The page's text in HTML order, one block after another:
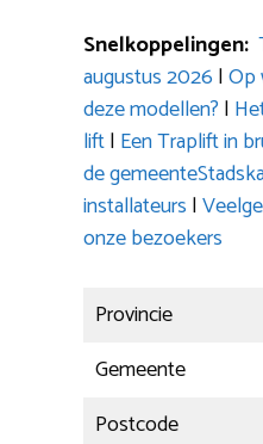
Snelkoppelingen:
augustus 2026 |Op
deze modellen? |
lift| Een Traplift in
de
installateurs |
onze bezoekers
Provincie
Gemeente
Postcode